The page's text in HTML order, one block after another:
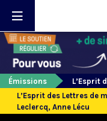
Émissions
L’Esprit
L’Esprit des Lettres de
Leclercq, Anne Lécu